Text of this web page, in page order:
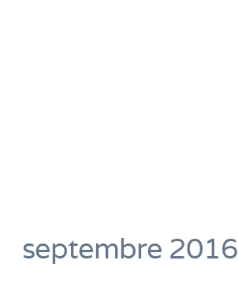
septembre 2016